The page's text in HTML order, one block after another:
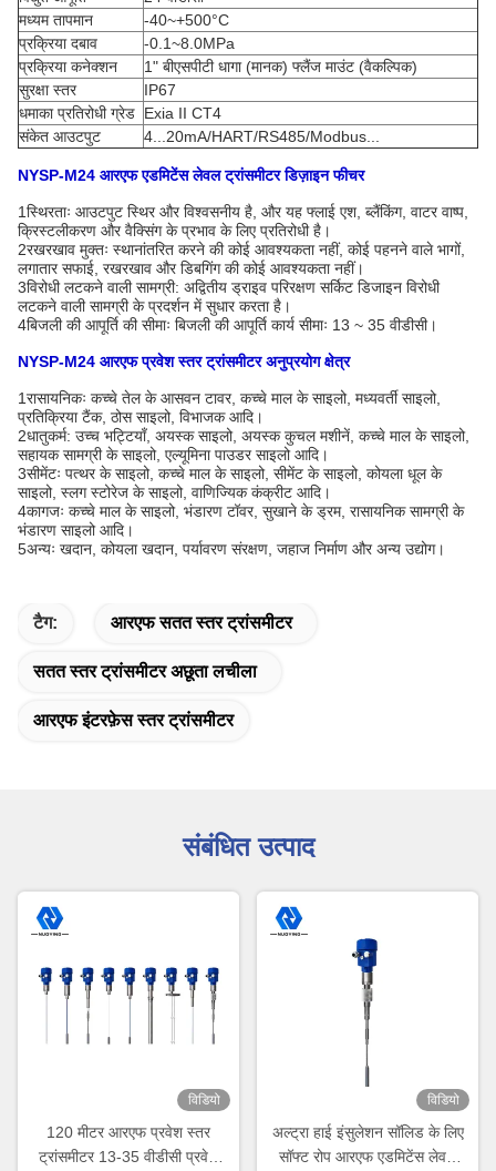
मध्यम तापमान
-40~+500°C
प्रक्रिया दबाव
-0.1~8.0MPa
प्रक्रिया कनेक्शन
1" बीएसपीटी धागा (मानक) फ्लैंज माउंट (वैकल्पिक)
सुरक्षा स्तर
IP67
धमाका प्रतिरोधी ग्रेड Exia II CT4
संकेत आउटपुट
4...20mA/HART/RS485/Modbus...
NYSP-M24 आरएफ एडमिटेंस लेवल ट्रांसमीटर डिज़ाइन फीचर
1स्थिरताः आउटपुट स्थिर और विश्वसनीय है, और यह फ्लाई एश, ब्लैंकिंग, वाटर वाष्प,
क्रिस्टलीकरण और वैक्सिंग के प्रभाव के लिए प्रतिरोधी है।
2रखरखाव मुक्तः स्थानांतरित करने की कोई आवश्यकता नहीं, कोई पहनने वाले भागों,
लगातार सफाई, रखरखाव और डिबगिंग की कोई आवश्यकता नहीं।
3विरोधी लटकने वाली सामग्री: अद्वितीय ड्राइव परिरक्षण सर्किट डिजाइन विरोधी
लटकने वाली सामग्री के प्रदर्शन में सुधार करता है।
4बिजली की आपूर्ति की सीमाः बिजली की आपूर्ति कार्य सीमाः 13 ~ 35 वीडीसी।
NYSP-M24 आरएफ प्रवेश स्तर ट्रांसमीटर अनुप्रयोग क्षेत्र
1रासायनिकः कच्चे तेल के आसवन टावर, कच्चे माल के साइलो, मध्यवर्ती साइलो,
प्रतिक्रिया टैंक, ठोस साइलो, विभाजक आदि।
2धातुकर्म: उच्च भट्टियाँ, अयस्क साइलो, अयस्क कुचल मशीनें, कच्चे माल के साइलो,
सहायक सामग्री के साइलो, एल्यूमिना पाउडर साइलो आदि।
3सीमेंटः पत्थर के साइलो, कच्चे माल के साइलो, सीमेंट के साइलो, कोयला धूल के
साइलो, स्लग स्टोरेज के साइलो, वाणिज्यिक कंक्रीट आदि।
4कागजः कच्चे माल के साइलो, भंडारण टॉवर, सुखाने के ड्रम, रासायनिक सामग्री के
भंडारण साइलो आदि।
5अन्यः खदान, कोयला खदान, पर्यावरण संरक्षण, जहाज निर्माण और अन्य उद्योग।
टैग: आरएफ सतत स्तर ट्रांसमीटर
सतत स्तर ट्रांसमीटर अछूता लचीला
आरएफ इंटरफ़ेस स्तर ट्रांसमीटर
संबंधित उत्पाद
विडियो
120 मीटर आरएफ प्रवेश स्तर
ट्रांसमीटर 13-35 वीडीसी प्रवेश
विडियो
अल्ट्रा हाई इंसुलेशन सॉलिड के लिए
सॉफ्ट रोप आरएफ एडमिटेंस लेवल